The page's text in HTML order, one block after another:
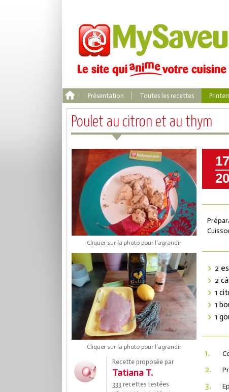
Présentation Toutes les recettes
Poulet au citron et au thym
Cliquer sur la photo pour l'agrandir
Cliquer sur la photo pour l'agrandir
Recette proposée par
Tatiana T.
333 recettes testées
17
20
2
2
1
1
1
1.
2.
3.